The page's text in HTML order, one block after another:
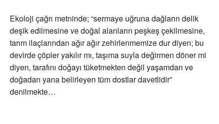
Ekoloji çağrı metninde; “sermaye uğruna dağların delik
deşik edilmesine ve doğal alanların peşkeş çekilmesine,
tarım ilaçlarından ağır ağır zehirlenmemize dur diyen; bu
devirde çöpler yakılır mı, taşıma suyla değirmen döner mi
diyen, tarafını doğayı tüketmekten değil yaşamdan ve
doğadan yana belirleyen tüm dostlar davetlidir”
denilmekte…